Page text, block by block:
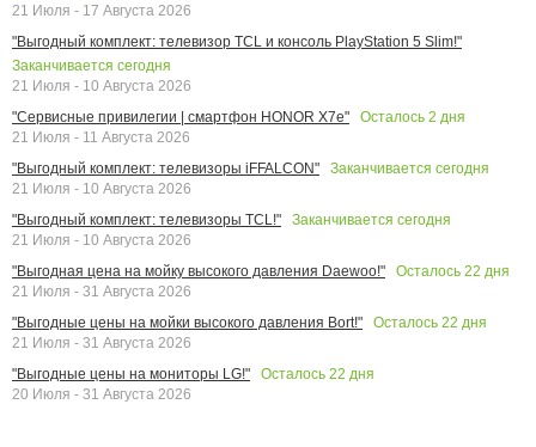
21 Июля - 17 Августа 2026
"Выгодный комплект: телевизор TCL и консоль PlayStation 5 Slim!"
Заканчивается сегодня
21 Июля - 10 Августа 2026
"Сервисные привилегии | смартфон HONOR X7e"
Осталось 2 дня
21 Июля - 11 Августа 2026
"Выгодный комплект: телевизоры iFFALCON"
Заканчивается сегодня
21 Июля - 10 Августа 2026
"Выгодный комплект: телевизоры TCL!"
Заканчивается сегодня
21 Июля - 10 Августа 2026
"Выгодная цена на мойку высокого давления Daewoo!"
Осталось 22 дня
21 Июля - 31 Августа 2026
"Выгодные цены на мойки высокого давления Bort!"
Осталось 22 дня
21 Июля - 31 Августа 2026
"Выгодные цены на мониторы LG!"
Осталось 22 дня
20 Июля - 31 Августа 2026